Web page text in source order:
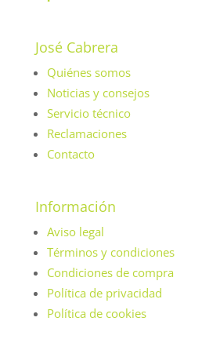
José Cabrera
Quiénes somos
Noticias y consejos
Servicio técnico
Reclamaciones
Contacto
Información
Aviso legal
Términos y condiciones
Condiciones de compra
Política de privacidad
Política de cookies